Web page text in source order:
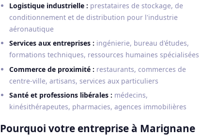
Logistique industrielle : prestataires de stockage, de
conditionnement et de distribution pour l'industrie
aéronautique
Services aux entreprises : ingénierie, bureau d'études,
formations techniques, ressources humaines spécialisées
Commerce de proximité : restaurants, commerces de
centre-ville, artisans, services aux particuliers
Santé et professions libérales : médecins,
kinésithérapeutes, pharmacies, agences immobilières
Pourquoi votre entreprise à Marignane